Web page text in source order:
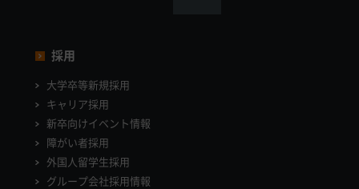
採用
大学卒等新規採用
キャリア採用
新卒向けイベント情報
障がい者採用
外国人留学生採用
グループ会社採用情報